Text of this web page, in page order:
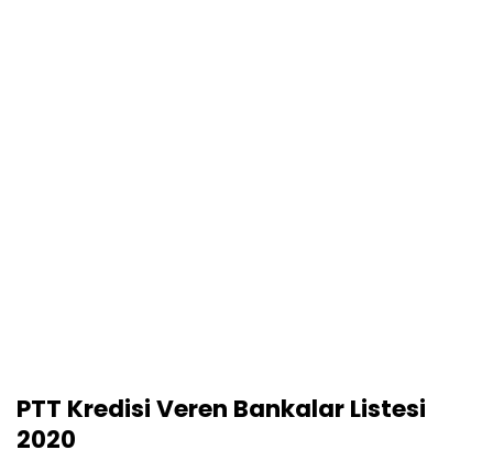
PTT Kredisi Veren Bankalar Listesi
2020